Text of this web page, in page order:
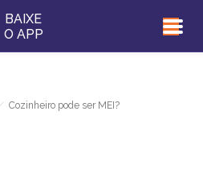
Cozinheiro pode ser MEI?
BAIXE
O APP